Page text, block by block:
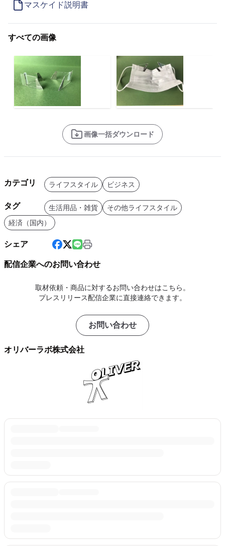
マスケイド説明書
すべての画像
画像一括ダウンロード
カテゴリ ライフスタイル ビジネス
タグ 生活用品・雑貨
その他ライフスタイル
経済（国内）
シェア
配信企業へのお問い合わせ
取材依頼・商品に対するお問い合わせはこちら。
プレスリリース配信企業に直接連絡できます。
お問い合わせ
オリバーラボ株式会社